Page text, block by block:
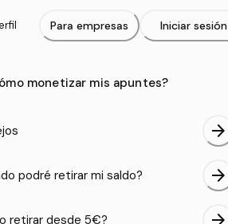
monetizar mis apuntes?
arrow_forward
podré retirar mi saldo? arrow_forward
retirar desde 5€?
Para empresas Iniciar sesión